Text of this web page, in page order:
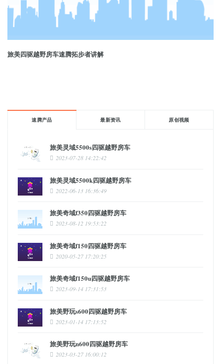
旅美四驱越野房车速腾拓步者讲解
速腾产品 最新资讯 原创视频
旅美灵域5500s四驱越野房车
2023-07-28 14:22:42
旅美灵域5500k四驱越野房车
2022-06-13 16:36:49
旅美奇域f350四驱越野房车
2023-08-12 19:53:22
旅美奇域f150四驱越野房车
2020-05-27 17:20:25
旅美奇域f150u四驱越野房车
2023-09-14 17:31:53
旅美野玩s600四驱越野房车
2023-01-14 17:13:52
旅美野玩n600四驱越野房车
2023-03-27 16:00:12